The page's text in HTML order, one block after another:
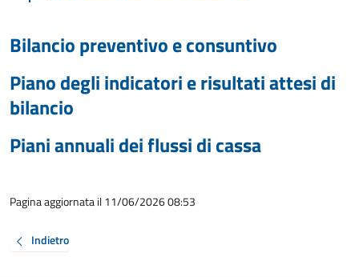
Bilancio preventivo e consuntivo
Piano degli indicatori e risultati attesi di
bilancio
Piani annuali dei flussi di cassa
Pagina aggiornata il 11/06/2026 08:53
Indietro